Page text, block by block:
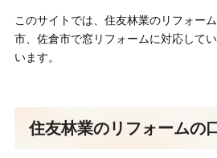
このサイトでは、住友林業のリフォー
市、佐倉市で窓リフォームに対応して
います。
住友林業のリフォームの